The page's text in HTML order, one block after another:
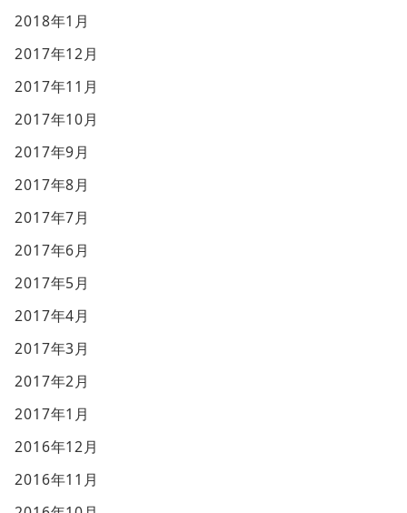
2018年1月
2017年12月
2017年11月
2017年10月
2017年9月
2017年8月
2017年7月
2017年6月
2017年5月
2017年4月
2017年3月
2017年2月
2017年1月
2016年12月
2016年11月